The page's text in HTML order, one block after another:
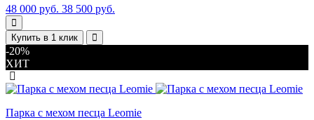
48 000 руб. 38 500 руб.
Купить в 1 клик
-20%
ХИТ
Парка с мехом песца Leomie